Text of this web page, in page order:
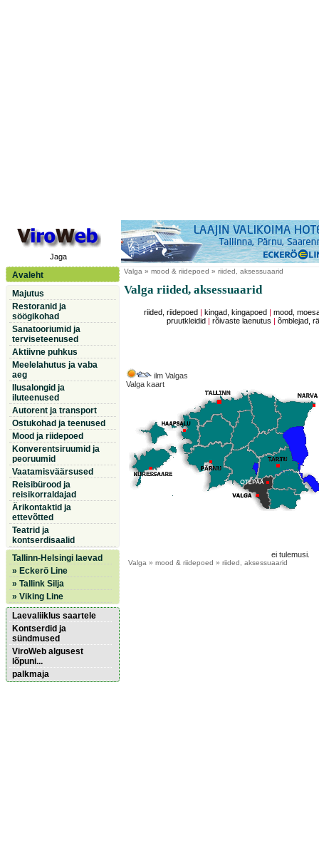
Jaga
Avaleht
Majutus
Restoranid ja
söögikohad
Sanatooriumid ja
terviseteenused
Aktiivne puhkus
Meelelahutus ja vaba
aeg
Ilusalongid ja
iluteenused
Autorent ja transport
Ostukohad ja teenused
Mood ja riidepoed
Konverentsiruumid ja
peoruumid
Vaatamisväärsused
Reisibürood ja
reisikorraldajad
Ärikontaktid ja
ettevõtted
Teatrid ja
kontserdisaalid
Tallinn-Helsingi laevad
» Eckerö Line
» Tallink Silja
» Viking Line
Laevaliiklus saartele
Kontserdid ja
sündmused
ViroWeb algusest
lõpuni...
palkmaja
Valga » mood & riidepoed » riided, aksessuaarid
Valga riided, aksessuaarid
riided, riidepoed kingad, kingapoed |mood,
pruutkleidid
rõivaste laenutus õmblejad,
ilm Valgas
Valga kaart
ei tulemusi.
Valga » mood & riidepoed » riided, aksessuaarid